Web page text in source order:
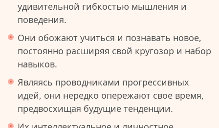
удивительной гибкостью мышления и
поведения.
Они обожают учиться и познавать новое,
постоянно расширяя свой кругозор и набор
навыков.
Являясь проводниками прогрессивных
идей, они нередко опережают свое время,
предвосхищая будущие тенденции.